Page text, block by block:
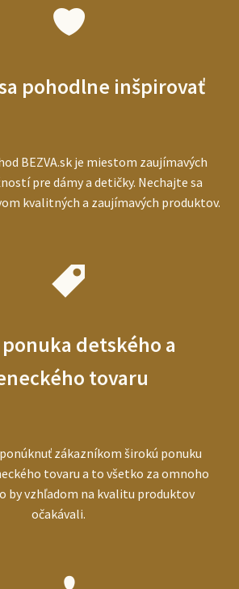
pohodlne inšpirovať
BEZVA.sk je miestom zaujímavých
pre dámy a detičky. Nechajte sa
kvalitných a zaujímavých produktov.
detského a
tovaru
zákazníkom širokú ponuku
tovaru a to všetko za omnoho
by vzhľadom na kvalitu produktov
očakávali.